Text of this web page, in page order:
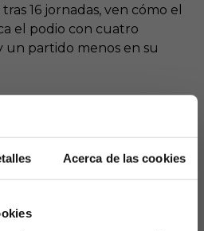
Acerca de las cookies
16 jornadas, ven cómo el
el podio con cuatro
un partido menos en su
que genera
fragilidades de los del